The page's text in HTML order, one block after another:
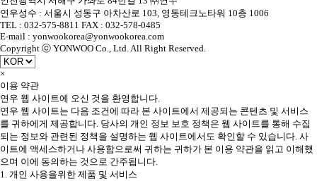
연우성수 : 서울시 성동구 아차산로 103, 영동테크노타워 10층 1006
TEL : 032-575-8811 FAX : 032-578-0485
E-mail : yonwookorea@yonwookorea.com
Copyright ⓒ YONWOO Co., Ltd. All Right Reserved.
×
이용 약관
연우 웹 사이트에 오신 것을 환영합니다.
연우 웹 사이트는 다음 조건에 따라 본 사이트에서 제공되는 콘텐츠 및 서비스
를 귀하에게 제공합니다. 당사의 개인 정보 보호 정책은 웹 사이트를 통해 수집
되는 정보와 관련된 정책을 설명하는 웹 사이트에서도 확인할 수 있습니다. 사
이트에 액세스하거나 사용함으로써 귀하는 귀하가 본 이용 약관을 읽고 이해했
으며 이에 동의하는 것으로 간주됩니다.
1. 개인 사용을위한 제품 및 서비스